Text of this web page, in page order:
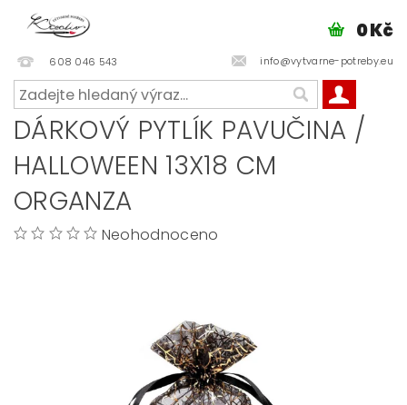
608 046 543 info@vytvarne-potreby.eu
0 Kč
DÁRKOVÝ PYTLÍK PAVUČINA /
HALLOWEEN 13X18 CM
ORGANZA
Neohodnoceno